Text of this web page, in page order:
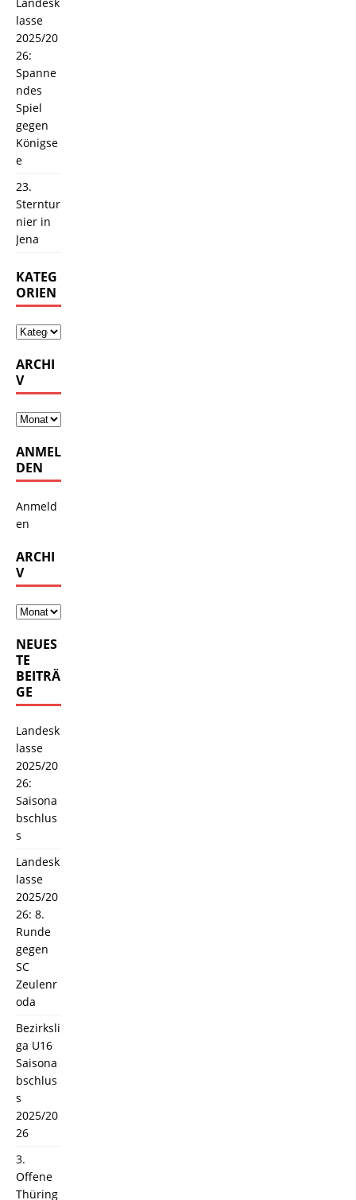
lasse
2025/20
26:
Spanne
ndes
Spiel
gegen
Königse
e
23.
Sterntur
nier in
Jena
KATEG
ORIEN
ARCHI
V
ANMEL
DEN
Anmeld
en
ARCHI
V
NEUES
TE
BEITRÄ
GE
Landesk
lasse
2025/20
26:
Saisona
bschlus
s
Landesk
lasse
2025/20
26: 8.
Runde
gegen
SC
Zeulenr
oda
Bezirksli
ga U16
Saisona
bschlus
s
2025/20
26
3.
Offene
Thüring